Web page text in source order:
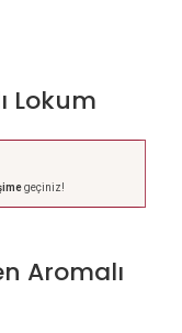
Lokum
geçiniz!
Aromalı